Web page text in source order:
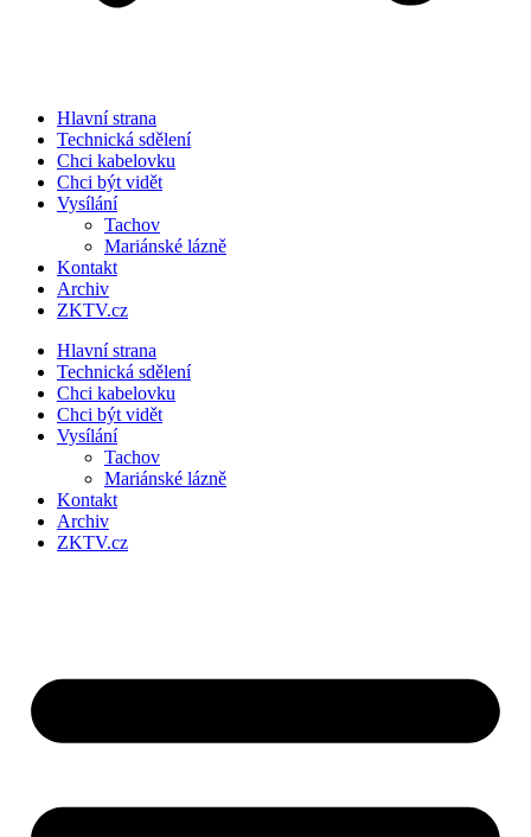
Hlavní strana
Technická sdělení
Chci kabelovku
Chci být vidět
Vysílání
Tachov
Mariánské lázně
Kontakt
Archiv
ZKTV.cz
Hlavní strana
Technická sdělení
Chci kabelovku
Chci být vidět
Vysílání
Tachov
Mariánské lázně
Kontakt
Archiv
ZKTV.cz